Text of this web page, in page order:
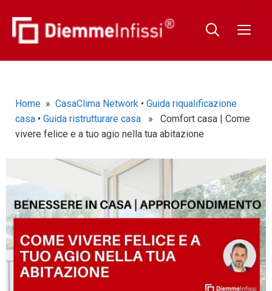
Home » CasaClima Network • Guida riqualificazione
casa • Guida ristrutturare casa » Comfort casa | Come
vivere felice e a tuo agio nella tua abitazione